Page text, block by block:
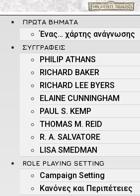
Μετάβαση
στο
περιεχόμενο
ΠΡΏΤΑ ΒΉΜΑΤΑ
Ένας… χάρτης ανάγνωσης
ΣΥΓΓΡΑΦΕΊΣ
PHILIP ATHANS
RICHARD BAKER
RICHARD LEE BYERS
ELAINE CUNNINGHAM
PAUL S. KEMP
THOMAS M. REID
R. A. SALVATORE
LISA SMEDMAN
ROLE PLAYING SETTING
Campaign Setting
Kανόνες και Περιπέτειες